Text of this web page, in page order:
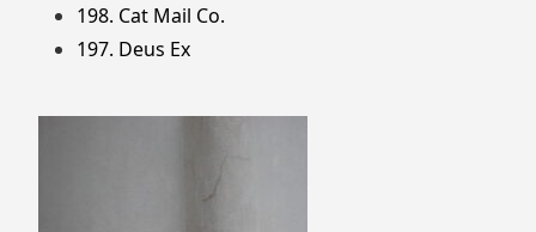
198. Cat Mail Co.
197. Deus Ex